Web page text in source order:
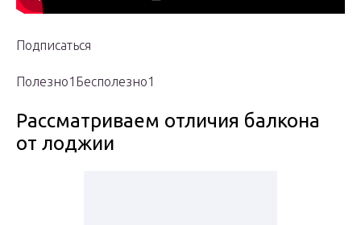
Подписаться
Полезно1Бесполезно1
Рассматриваем отличия балкона
от лоджии